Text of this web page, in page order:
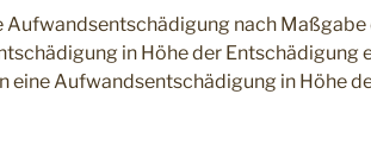
Aufwandsentschädigung nach
in Höhe der
eine Aufwandsentschädigung in Höhe